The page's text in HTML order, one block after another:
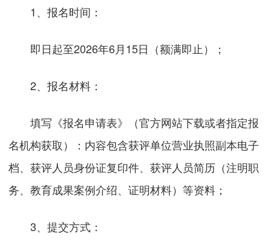
1、报名时间：
即日起至2026年6月15日（额满即止）；
2、报名材料：
填写《报名申请表》（官方网站下载或者指定报
名机构获取）：内容包含获评单位营业执照副本电子
档、获评人员身份证复印件、获评人员简历（注明职
务、教育成果案例介绍、证明材料）等资料；
3、提交方式：